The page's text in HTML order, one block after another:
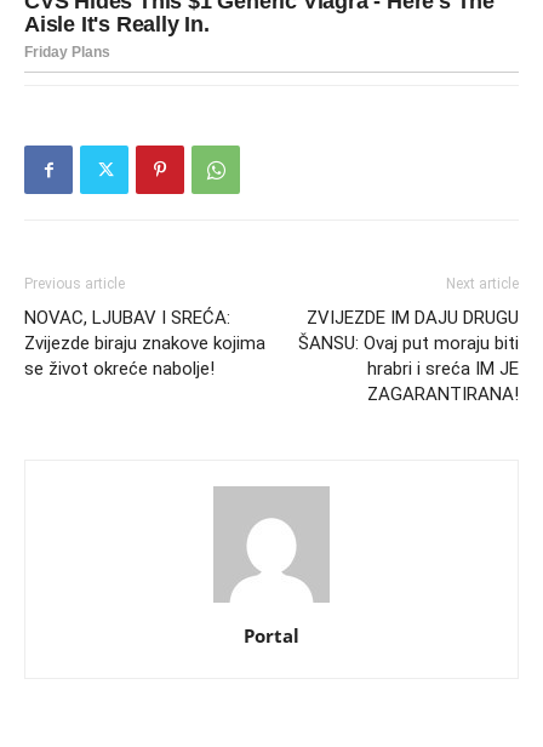
Previous article
NOVAC, LJUBAV I SREĆA:
Zvijezde biraju znakove kojima
se život okreće nabolje!
Next article
ZVIJEZDE IM DAJU DRUGU
ŠANSU: Ovaj put moraju biti
hrabri i sreća IM JE
ZAGARANTIRANA!
Portal